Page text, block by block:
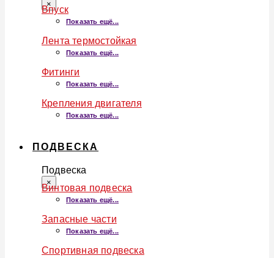
×
Впуск
Показать ещё...
Лента термостойкая
Показать ещё...
Фитинги
Показать ещё...
Крепления двигателя
Показать ещё...
ПОДВЕСКА
Подвеска
×
Винтовая подвеска
Показать ещё...
Запасные части
Показать ещё...
Спортивная подвеска